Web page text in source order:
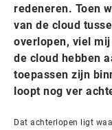
redeneren. Toen
van de cloud
overlopen, viel
de cloud hebben
toepassen zijn
loopt nog ver
Dat achterlopen ligt